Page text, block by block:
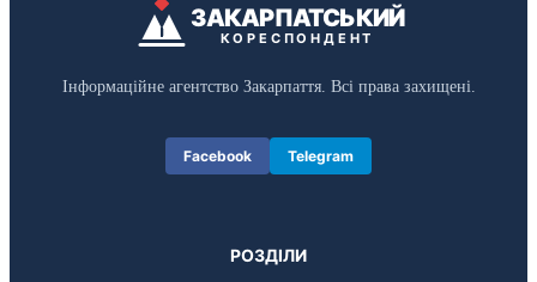
ЗАКАРПАТСЬКИЙ
КОРЕСПОНДЕНТ
Інформаційне агентство Закарпаття. Всі права захищені.
Facebook Telegram
РОЗДІЛИ